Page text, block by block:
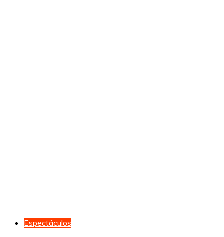
Espectáculos